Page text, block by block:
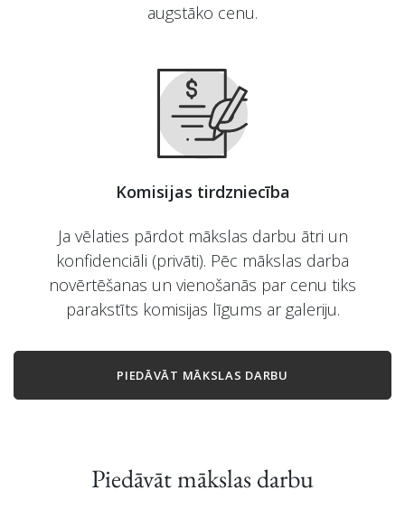
augstāko cenu.
Komisijas tirdzniecība
Ja vēlaties pārdot mākslas darbu ātri un
konfidenciāli (privāti). Pēc mākslas darba
novērtēšanas un vienošanās par cenu tiks
parakstīts komisijas līgums ar galeriju.
PIEDĀVĀT MĀKSLAS DARBU
Piedāvāt mākslas darbu